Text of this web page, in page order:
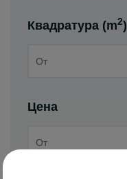
Квадратура (m2)
Цена